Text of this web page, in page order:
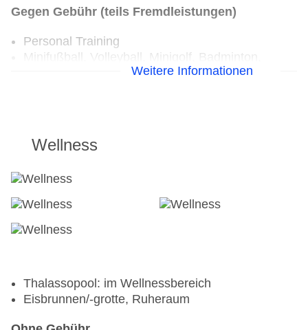
Gegen Gebühr (teils Fremdleistungen)
Personal Training
Minifußball, Volleyball, Minigolf, Badminton,
Tennis: Tennisunterricht, Schlägerverleih
Weitere Informationen
Wellness
Thalassopool: im Wellnessbereich
Eisbrunnen/-grotte, Ruheraum